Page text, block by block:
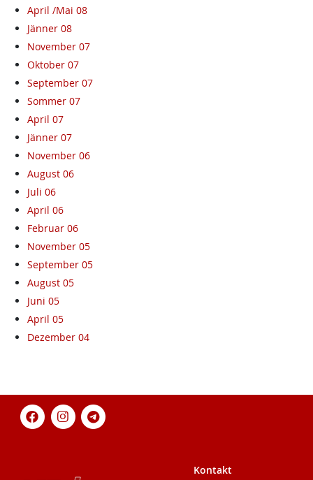
April /Mai 08
Jänner 08
November 07
Oktober 07
September 07
Sommer 07
April 07
Jänner 07
November 06
August 06
Juli 06
April 06
Februar 06
November 05
September 05
August 05
Juni 05
April 05
Dezember 04
Kontakt